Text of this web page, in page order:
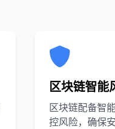
区块链智能
区块链配备智
控风险，确保